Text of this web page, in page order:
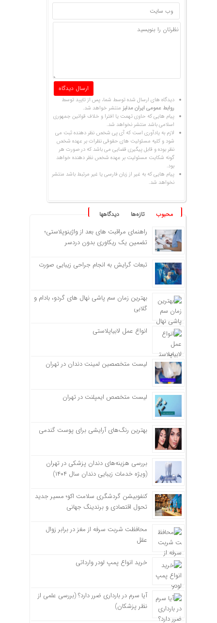
دیدگاه های ارسال شده توسط شما، پس از تایید توسط
روابط عمومی ایران مدلبز منتشر خواهد شد.
پیام هایی که حاوی تهمت یا افترا و خلاف قوانین جمهوری
اسلامی باشد منتشر نخواهد شد.
لازم به یادآوری است که آی پی شخص نظر دهنده ثبت می
شود و کلیه مسئولیت های حقوقی نظرات بر عهده شخص
نظر بوده و قابل پیگیری قضایی می باشد که در صورت هر
گونه شکایت مسئولیت بر عهده شخص نظر دهنده خواهد
بود.
پیام هایی که به غیر از زبان فارسی یا غیر مرتبط باشد منتشر
نخواهد شد.
محبوب تازه‌ها دیدگاهها
راهنمای مراقبت های بعد از واژینوپلاستی؛
تضمین یک ریکاوری بدون دردسر
تبعات گرایش به انجام جراحی زیبایی صورت
بهترین زمان سم پاشی نهال های گردو، بادام و
گلابی
انواع عمل لابیاپلاستی
لیست متخصصین لمینت دندان در تهران
لیست متخصص ایمپلنت در تهران
بهترین رنگ‌های آرایشی برای پوست گندمی
بررسی هزینه‌های دندان پزشکی در تهران
(ویژه خدمات زیبایی دندان سال ۱۴۰۴)
کنفوبیشن گردشگری سلامت اکو؛ مسیر جدید
تحول اقتصادی و برندینگ جهانی
محافظت شربت سرفه از مغز در برابر زوال
عقل
خرید انواع پمپ لودر وارداتی
آیا سرم در بارداری ضرر دارد؟ (بررسی علمی از
نظر پزشکان)